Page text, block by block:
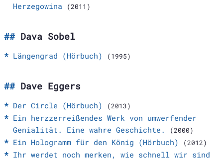
Herzegowina (2011)
Dava Sobel
Längengrad (Hörbuch) (1995)
Dave Eggers
Der Circle (Hörbuch) (2013)
Ein herzzerreißendes Werk von umwerfender
Genialität. Eine wahre Geschichte.
(2000)
Ein Hologramm für den König (Hörbuch) (2012)
Ihr werdet noch merken, wie schnell wir sind